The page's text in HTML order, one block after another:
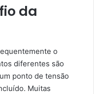
da
o
diferentes são
ponto de tensão
Muitas